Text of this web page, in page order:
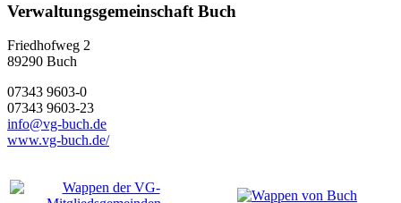
Verwaltungsgemeinschaft Buch
Friedhofweg 2
89290 Buch
07343 9603-0
07343 9603-23
info@vg-buch.de
www.vg-buch.de/